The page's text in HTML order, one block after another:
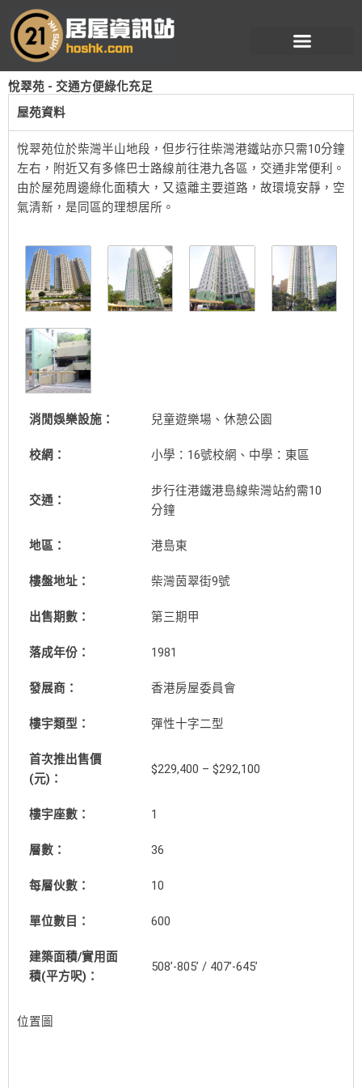
至
內悅翠苑 - 交通方便綠化充足
屋苑資料
悅翠苑位於柴灣半山地段，但步行往柴灣港鐵站亦只需10分鐘
左右，附近又有多條巴士路線前往港九各區，交通非常便利。
由於屋苑周邊綠化面積大，又遠離主要道路，故環境安靜，空
氣清新，是同區的理想居所。
消閒娛樂設施： 兒童遊樂場、休憩公園
校網： 小學：16號校網、中學：東區
交通：
步行往港鐵港島線柴灣站約需10
分鐘
地區： 港島東
樓盤地址： 柴灣茵翠街9號
出售期數： 第三期甲
落成年份： 1981
發展商： 香港房屋委員會
樓宇類型： 彈性十字二型
首次推出售價
(元)：
$229,400 – $292,100
樓宇座數： 1
層數： 36
每層伙數： 10
單位數目： 600
建築面積/實用面
積(平方呎)：
508’-805’ / 407’-645’
位置圖